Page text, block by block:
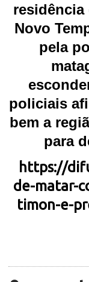
residência
Novo
pela
policiais
bem a
para
https://
de-matar-
timon-e-